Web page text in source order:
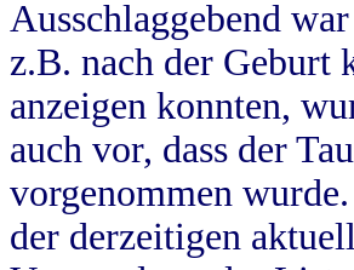
Ausschlaggebend
z.B. nach der Geburt
anzeigen konnten,
auch vor, dass der
vorgenommen
der derzeitigen